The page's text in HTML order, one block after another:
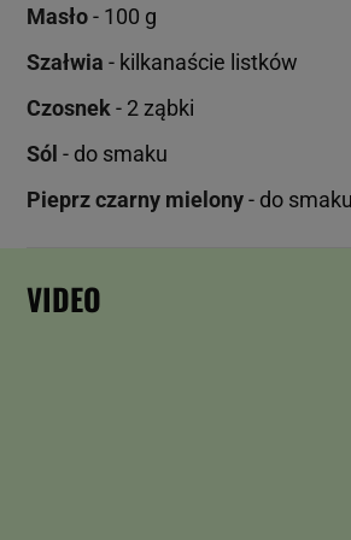
Masło- 100 g
Szałwia - kilkanaście listków
Czosnek - 2 ząbki
Sól - do smaku
Pieprz czarny mielony- do
VIDEO